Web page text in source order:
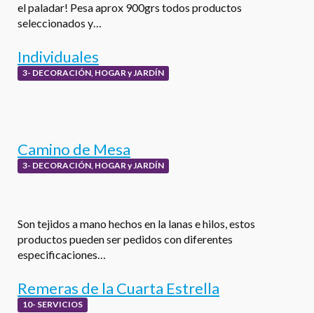
el paladar! Pesa aprox 900grs todos productos
seleccionados y…
Individuales
3- DECORACIÓN, HOGAR y JARDÍN
Camino de Mesa
3- DECORACIÓN, HOGAR y JARDÍN
Son tejidos a mano hechos en la lanas e hilos, estos
productos pueden ser pedidos con diferentes
especificaciones…
Remeras de la Cuarta Estrella
10- SERVICIOS